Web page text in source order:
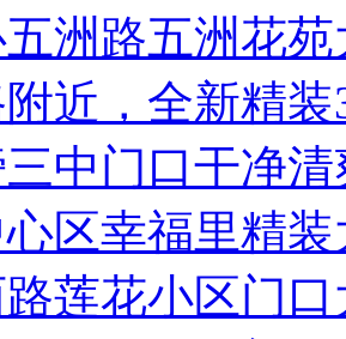
洲路五洲花
近，全新精
中门口干净
区幸福里精
莲花小区门